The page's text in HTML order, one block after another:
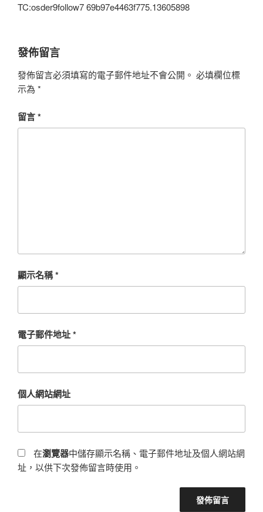
TC:osder9follow7 69b97e4463f775.13605898
發佈留言
發佈留言必須填寫的電子郵件地址不會公開。 必填欄位標
示為 *
留言*
顯示名稱*
電子郵件地址*
個人網站網址
在瀏覽器中儲存顯示名稱、電子郵件地址及個人網站網
址，以供下次發佈留言時使用。